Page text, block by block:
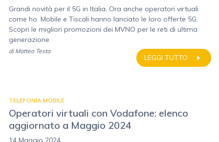
Grandi novità per il 5G in Italia. Ora anche operatori virtuali
come ho. Mobile e Tiscali hanno lanciato le loro offerte 5G.
Scopri le migliori promozioni dei MVNO per le reti di ultima
generazione
LEGGI TUTTO
di Matteo Testa
TELEFONIA MOBILE
Operatori virtuali con Vodafone: elenco
aggiornato a Maggio 2024
14 Maggio 2024